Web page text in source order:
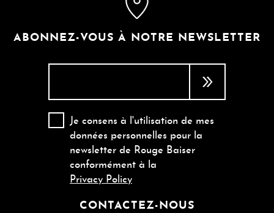
ABONNEZ-VOUS À NOTRE NEWSLETTER
Je consens à l'utilisation de mes
données personnelles pour la
newsletter de Rouge Baiser
conformément à la
Privacy Policy
CONTACTEZ-NOUS